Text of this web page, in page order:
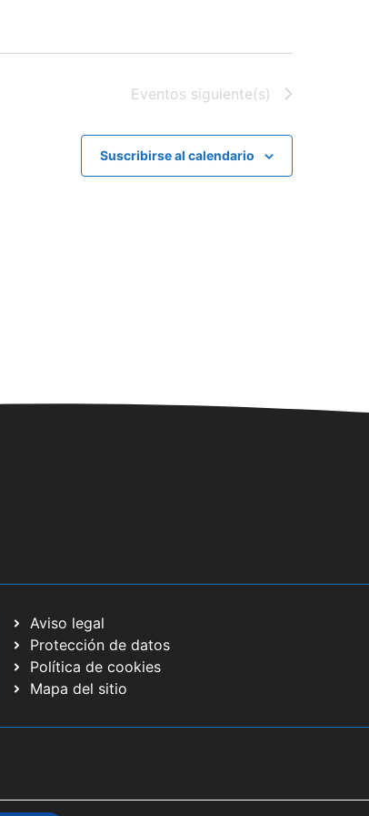
Eventos siguiente(s)
Suscribirse al calendario
Aviso legal
Protección de datos
Política de cookies
Mapa del sitio